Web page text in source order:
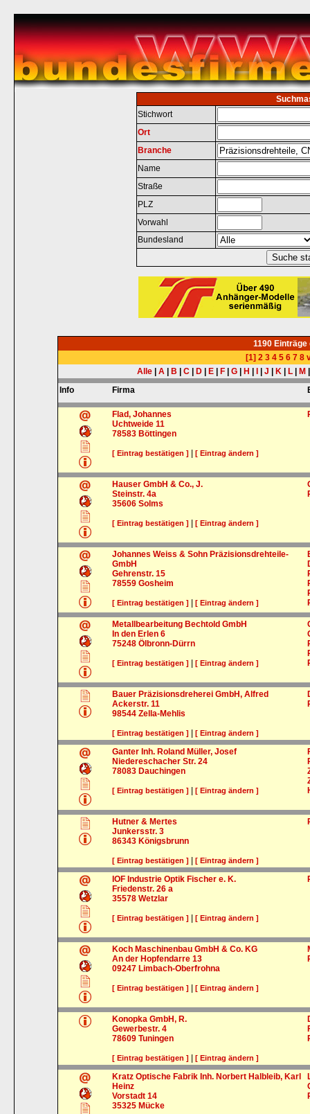
Stichwort
Ort
Branche
Name
Straße
PLZ
Vorwahl
Bundesland
1190 Einträge
[1] 2 3 4 5 6 7 8
Alle
A B C D E F G H J K L M
Info
Firma
Flad, Johannes
Uchtweide 11
78583 Böttingen
[ Eintrag bestätigen ] |[ Eintrag ändern ]
Hauser GmbH & Co., J.
Steinstr. 4a
35606 Solms
[ Eintrag bestätigen ] |[ Eintrag ändern ]
Johannes Weiss & Sohn Präzisionsdrehteile-
GmbH
Gehrenstr. 15
78559 Gosheim
[ Eintrag bestätigen ] |[ Eintrag ändern ]
Metallbearbeitung Bechtold GmbH
In den Erlen 6
75248 Ölbronn-Dürrn
[ Eintrag bestätigen ] |[ Eintrag ändern ]
Bauer Präzisionsdreherei GmbH, Alfred
Ackerstr. 11
98544 Zella-Mehlis
[ Eintrag bestätigen ] |[ Eintrag ändern ]
Ganter Inh. Roland Müller, Josef
Niedereschacher Str. 24
78083 Dauchingen
[ Eintrag bestätigen ] |[ Eintrag ändern ]
Hutner & Mertes
Junkersstr. 3
86343 Königsbrunn
[ Eintrag bestätigen ] |[ Eintrag ändern ]
IOF Industrie Optik Fischer e. K.
Friedenstr. 26 a
35578 Wetzlar
[ Eintrag bestätigen ] |[ Eintrag ändern ]
Koch Maschinenbau GmbH & Co. KG
An der Hopfendarre 13
09247 Limbach-Oberfrohna
[ Eintrag bestätigen ] |[ Eintrag ändern ]
Konopka GmbH, R.
Gewerbestr. 4
78609 Tuningen
[ Eintrag bestätigen ] |[ Eintrag ändern ]
Kratz Optische Fabrik Inh. Norbert Halbleib, Karl
Heinz
Vorstadt 14
35325 Mücke